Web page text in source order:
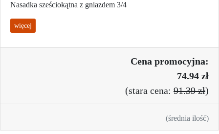
Nasadka sześciokątna z gniazdem 3/4
więcej
Cena promocyjna:
74.94 zł
(stara cena: 91.39 zł)
(średnia ilość)